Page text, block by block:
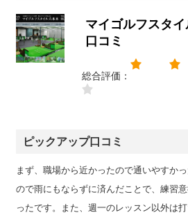
マイゴルフスタ
口コミ
総合評価：
ピックアップ口コミ
まず、職場から近かったので通いやすか
ので雨にもならずに済んだことで、練習
ったです。また、週一のレッスン以外は